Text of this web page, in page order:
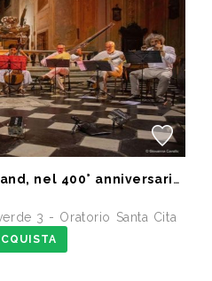
Omaggio a John Dowland, nel 400° anniversario della morte
3 - Oratorio Santa Cita